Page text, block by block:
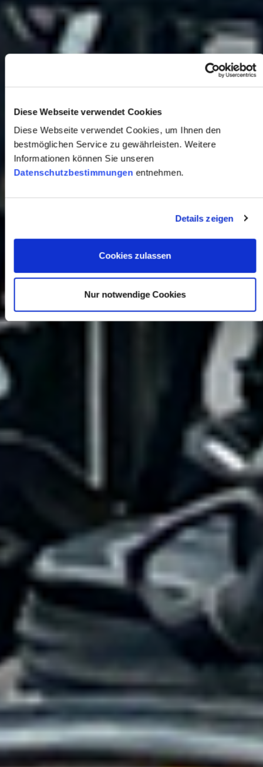
Diese Webseite verwendet Cookies
Diese Webseite verwendet Cookies, um Ihnen den
bestmöglichen Service zu gewährleisten. Weitere
Informationen können Sie unseren
Datenschutzbestimmungenentnehmen.
Details zeigen
Cookies zulassen
Nur notwendige Cookies